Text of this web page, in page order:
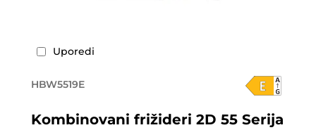
Uporedi
HBW5519E
Kombinovani frižideri 2D 55 Serija